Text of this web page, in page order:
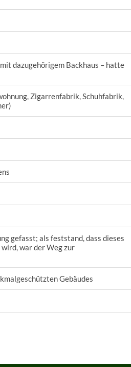
dazugehörigem Backhaus – hatte
Zigarrenfabrik, Schuhfabrik,
gefasst; als feststand, dass dieses
war der Weg zur
Gebäudes